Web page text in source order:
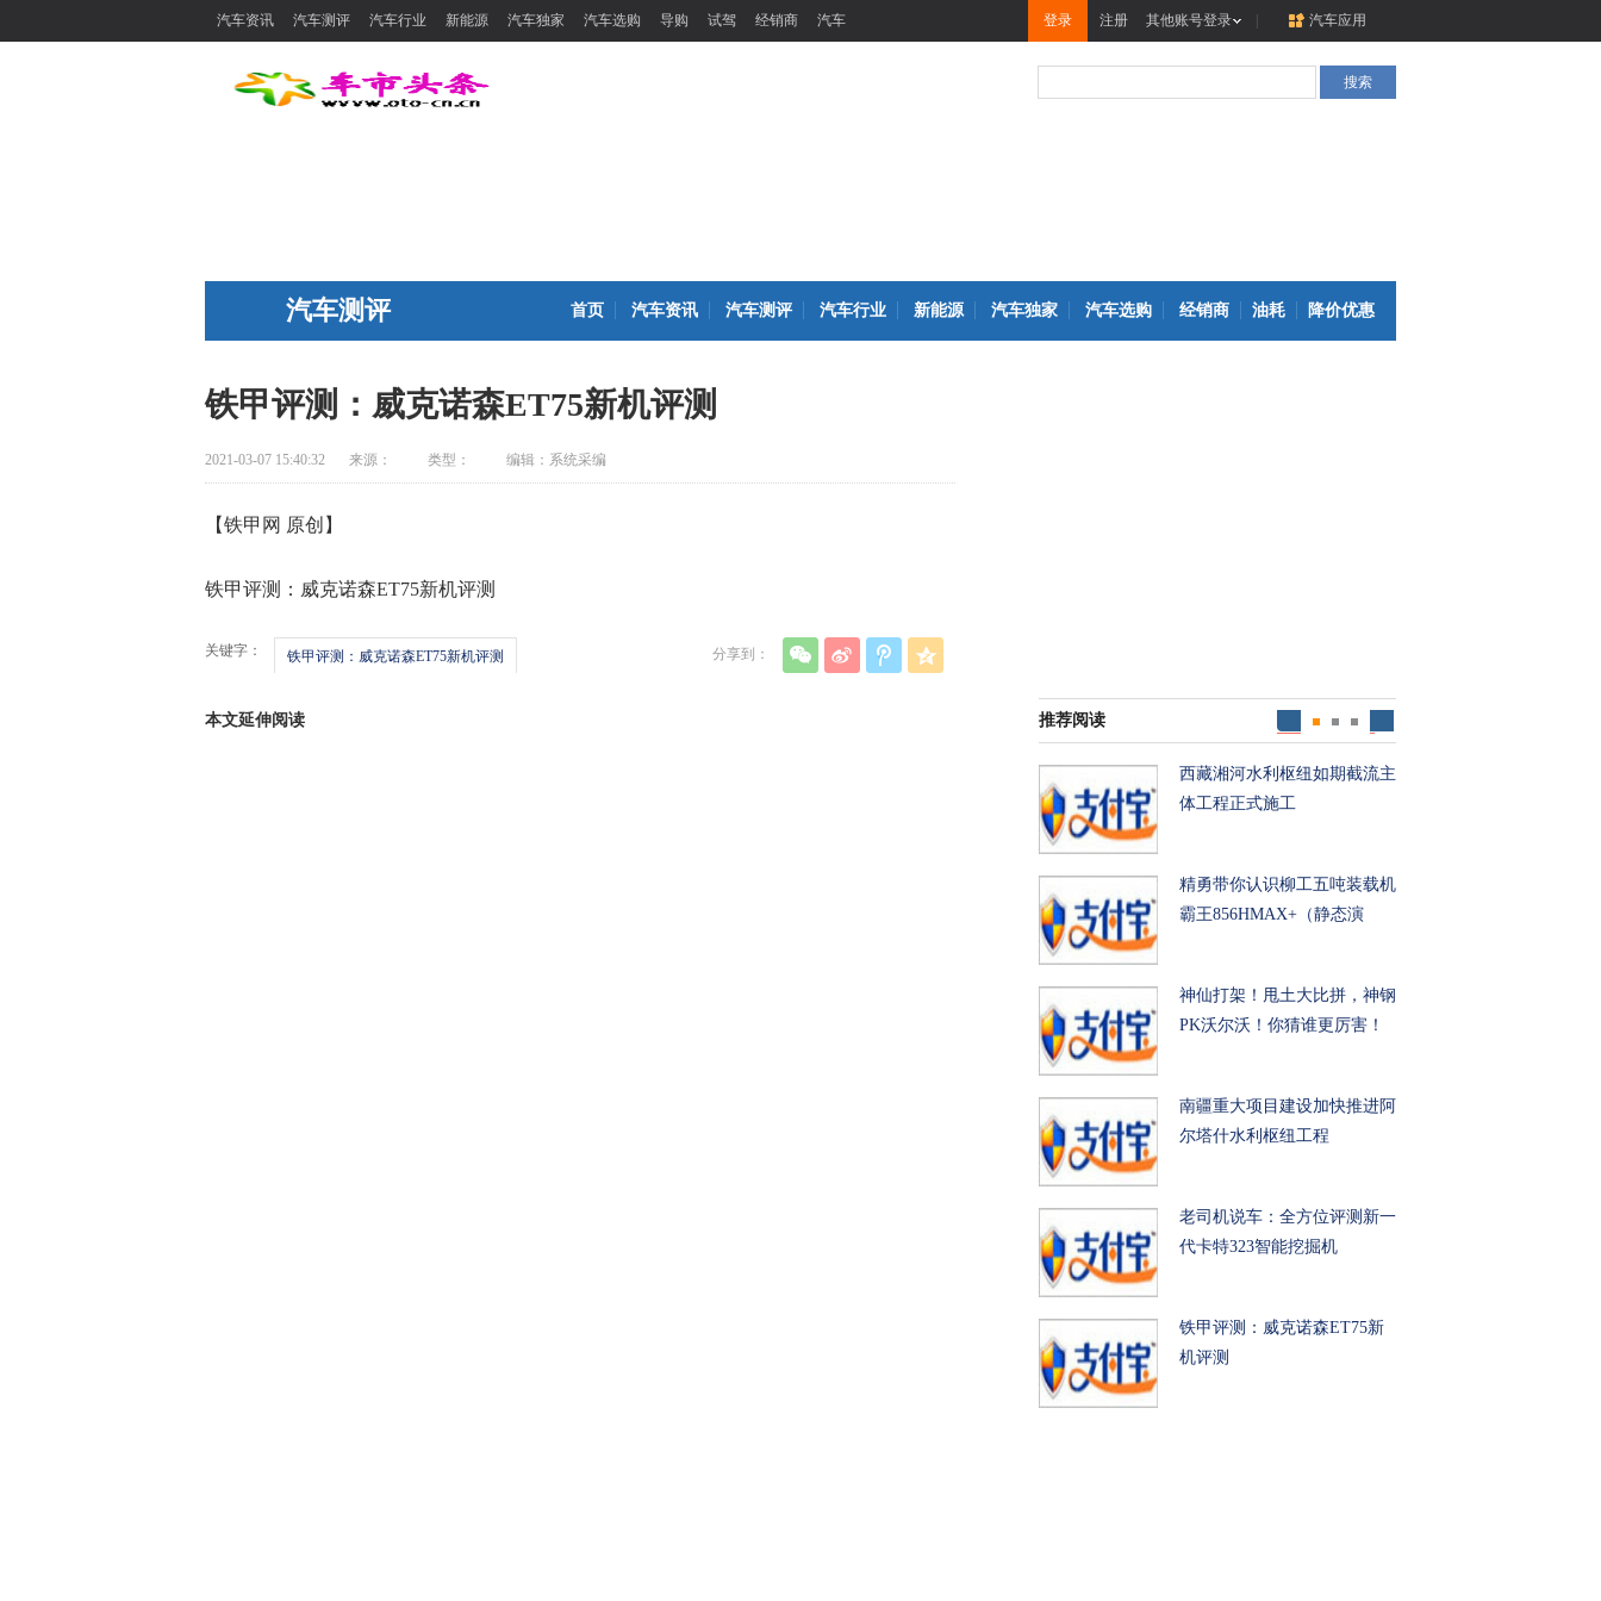
汽车资讯 汽车测评 汽车行业 新能源 汽车独家 汽车选购 导购 试驾 经销商 汽车 汽车应用
登录 注册 其他账号登录
汽车测评 首页 汽车资讯 汽车测评 汽车行业 新能源 汽车独家 汽车选购 经销商 油耗 降价优惠
铁甲评测：威克诺森ET75新机评测
2021-03-07 15:40:32 来源： 类型： 编辑：系统采编
【铁甲网 原创】
铁甲评测：威克诺森ET75新机评测
分享到：
关键字： 铁甲评测：威克诺森ET75新机评测
本文延伸阅读 推荐阅读
西藏湘河水利枢纽如期截流主
体工程正式施工
精勇带你认识柳工五吨装载机
霸王856HMAX+（静态演
神仙打架！甩土大比拼，神钢
PK沃尔沃！你猜谁更厉害！
南疆重大项目建设加快推进阿
尔塔什水利枢纽工程
老司机说车：全方位评测新一
代卡特323智能挖掘机
铁甲评测：威克诺森ET75新
机评测